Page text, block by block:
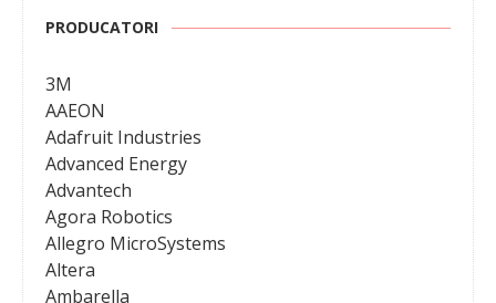
PRODUCATORI
3M
AAEON
Adafruit Industries
Advanced Energy
Advantech
Agora Robotics
Allegro MicroSystems
Altera
Ambarella